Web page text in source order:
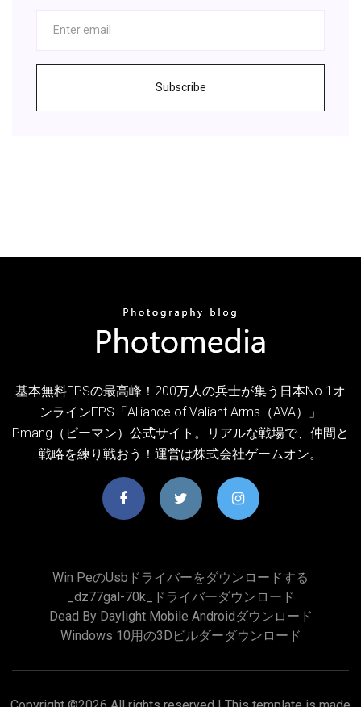
Subscribe
基本無料FPSの最高峰！200万人の兵士が集う日本No.1オ
ンラインFPS「Alliance of Valiant Arms（AVA）」
Pmang（ピーマン）公式サイト。リアルな戦場で、仲間と
戦略を練り戦おう！運営は株式会社ゲームオン。
Win Peのusbドライバーをダウンロードする
_dz77gal-70k_ドライバーダウンロード
Dead By Daylight Mobile Androidダウンロード
Windows 10用の3Dビルダーダウンロード